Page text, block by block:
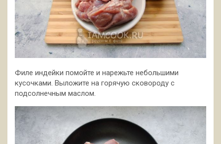
Филе индейки помойте и нарежьте небольшими
кусочками. Выложите на горячую сковороду с
подсолнечным маслом.